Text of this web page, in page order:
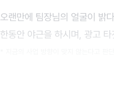
오랜만에 팀장님의 얼굴이 밝
한동안 야근을 하시며, 광고